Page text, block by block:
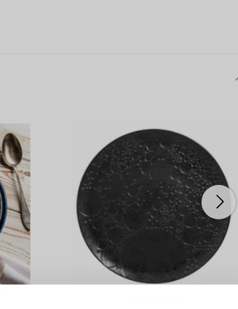
vyplatí
PŘIHLÁŠENÍ